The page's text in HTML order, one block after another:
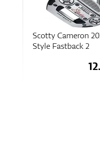
Scotty Cameron
Phantom 7.5